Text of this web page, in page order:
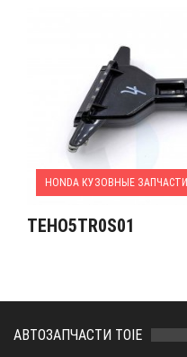
HONDA КУЗОВНЫЕ ЗАПЧАСТИ
TEHO5TR0S01
АВТОЗАПЧАСТИ TOIE